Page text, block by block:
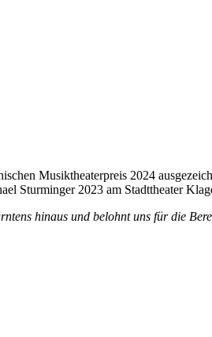
Musiktheaterpreis 2024
Sturminger 2023 am Stadttheater
hinaus und belohnt uns für die